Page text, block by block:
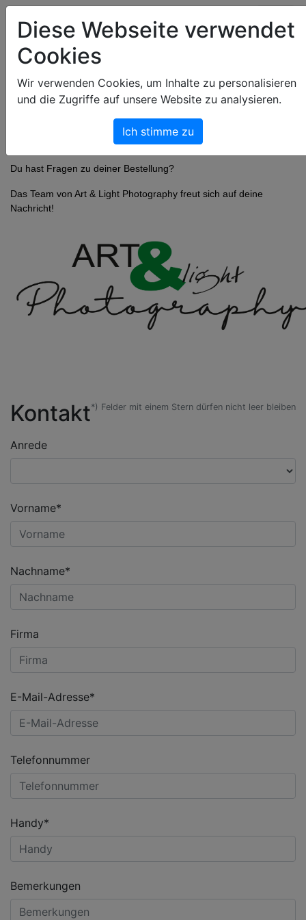
Art & Light Bildershop
Du hast Fragen zu deiner Bestellung?
Das Team von Art & Light Photography freut sich auf deine
Nachricht!
*) Felder mit einem Stern dürfen nicht leer bleiben
Kontakt
Anrede
Vorname*
Nachname*
Firma
E-Mail-Adresse*
Telefonnummer
Handy*
Bemerkungen
Diese Webseite verwendet
Cookies
Wir verwenden Cookies, um Inhalte zu personalisieren
und die Zugriffe auf unsere Website zu analysieren.
Ich stimme zu